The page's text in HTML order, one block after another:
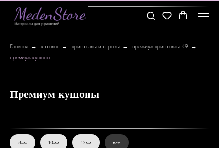
Главная → каталог → кристаллы и стразы → премиум кристаллы К9 →
премиум кушоны
Премиум кушоны
8мм 10мм 12мм все